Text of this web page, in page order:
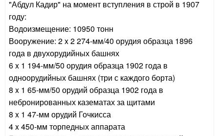
"Абдул Кадир" на момент вступления в строй в 1907
году:
Водоизмещение: 10950 тонн
Вооружение: 2 x 2 274-мм/40 орудия образца 1896
года в двухорудийных башнях
6 x 1 194-мм/50 орудия образца 1902 года в
одноорудийных башнях (три с каждого борта)
8 x 1 65-мм/50 орудий образца 1902 года в
небронированных казематах за щитами
8 x 1 47-мм орудий Гочкисса
4 x 450-мм торпедных аппарата